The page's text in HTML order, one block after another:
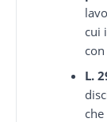
cui
L.